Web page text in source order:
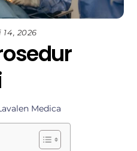
2026
Medica